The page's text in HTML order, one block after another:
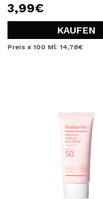
3,99€
KAUFEN
Preis x 100 Ml: 14,78€